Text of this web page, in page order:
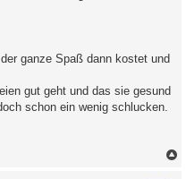
ganze Spaß dann kostet und
gut geht und das sie gesund
schon ein wenig schlucken.